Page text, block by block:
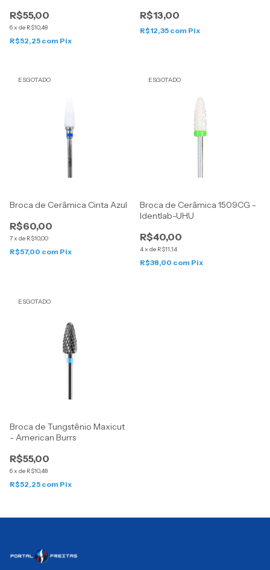
R$55,00
6x de R$10,48
R$52,25 com Pix
R$13,00
R$12,35 com Pix
ESGOTADO
Broca de Cerâmica Cinta Azul
R$60,00
7x de R$10,00
R$57,00 com Pix
ESGOTADO
Broca de Cerâmica 1509CG -
Identlab-UHU
R$40,00
4x de R$11,14
R$38,00 com Pix
ESGOTADO
Broca de Tungstênio Maxicut
- American Burrs
R$55,00
6x de R$10,48
R$52,25 com Pix